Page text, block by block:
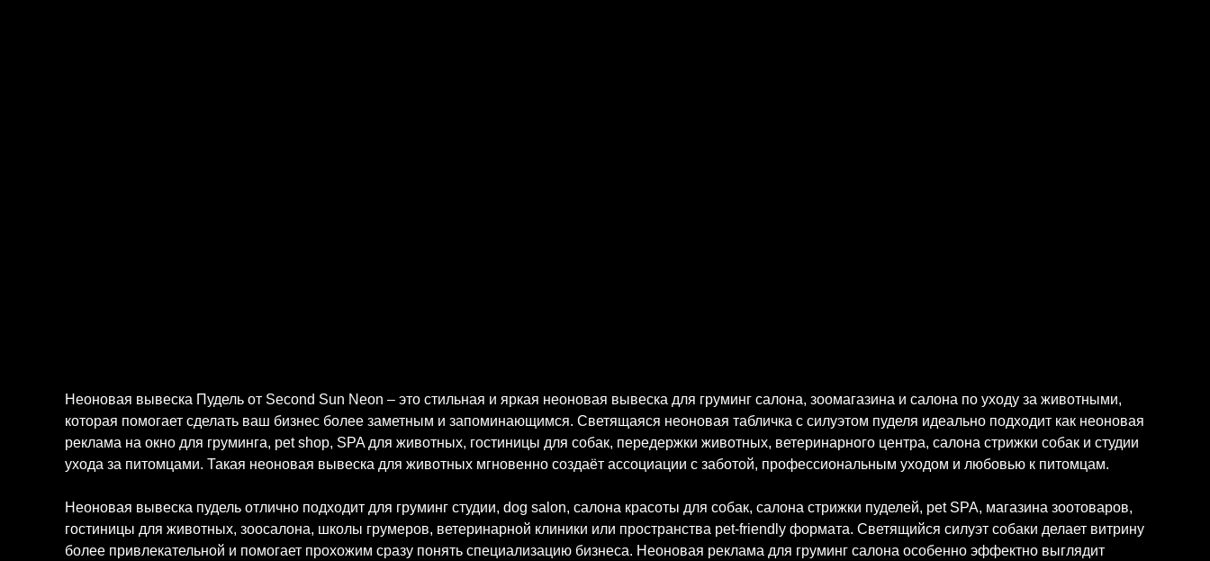
Неоновая вывеска Пудель от Second Sun Neon – это стильная и яркая неоновая вывеска для груминг салона, зоомагазина и салона по уходу за животными,
которая помогает сделать ваш бизнес более заметным и запоминающимся. Светящаяся неоновая табличка с силуэтом пуделя идеально подходит как неоновая
реклама на окно для груминга, pet shop, SPA для животных, гостиницы для собак, передержки животных, ветеринарного центра, салона стрижки собак и студии
ухода за питомцами. Такая неоновая вывеска для животных мгновенно создаёт ассоциации с заботой, профессиональным уходом и любовью к питомцам.
Неоновая вывеска пудель отлично подходит для груминг студии, dog salon, салона красоты для собак, салона стрижки пуделей, pet SPA, магазина зоотоваров,
гостиницы для животных, зоосалона, школы грумеров, ветеринарной клиники или пространства pet-friendly формата. Светящийся силуэт собаки делает витрину
более привлекательной и помогает прохожим сразу понять специализацию бизнеса. Неоновая реклама для груминг салона особенно эффектно выглядит